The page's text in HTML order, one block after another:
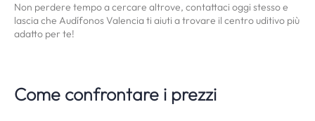
Non perdere tempo a cercare altrove, contattaci oggi stesso e
lascia che Audífonos Valencia ti aiuti a trovare il centro uditivo più
adatto per te!
Come confrontare i prezzi